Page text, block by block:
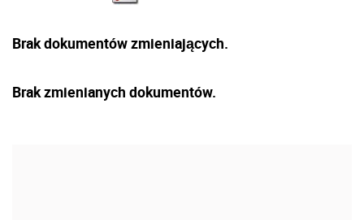
Brak dokumentów zmieniających.
Brak zmienianych dokumentów.